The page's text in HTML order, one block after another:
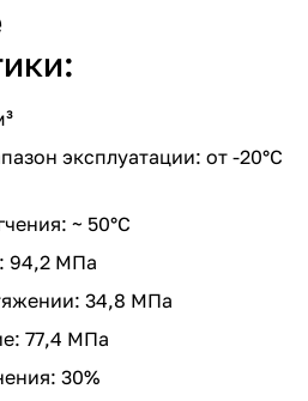
эксплуатации: от -20°C
~ 50°C
94,2 МПа
34,8 МПа
77,4 МПа
30%